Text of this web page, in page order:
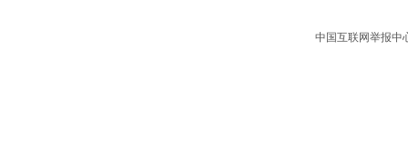
中国互联网举报中